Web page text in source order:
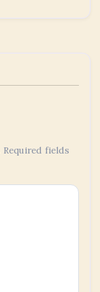
Required fields